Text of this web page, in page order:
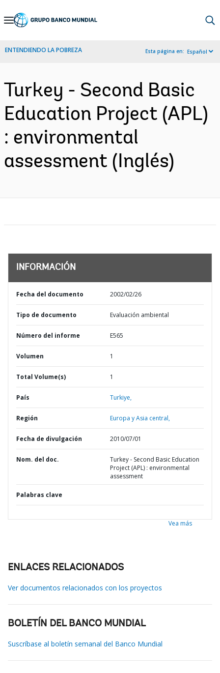
Skip
Navigation
ENTENDIENDO LA POBREZA Esta página en: Español
Turkey - Second Basic
Education Project (APL)
: environmental
assessment (Inglés)
INFORMACIÓN
Fecha del documento 2002/02/26
Tipo de documento Evaluación ambiental
Número del informe E565
Volumen 1
Total Volume(s) 1
País Turkiye,
Región Europa y Asia central,
Fecha de divulgación 2010/07/01
Nom. del doc.
Turkey - Second Basic Education
Project (APL) : environmental
assessment
Palabras clave
Vea más
ENLACES RELACIONADOS
Ver documentos relacionados con los proyectos
BOLETÍN DEL BANCO MUNDIAL
Suscríbase al boletín semanal del Banco Mundial